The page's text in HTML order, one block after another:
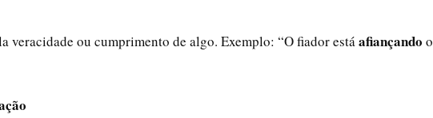
veracidade ou cumprimento de algo. Exemplo: “O fiador está afiançando o